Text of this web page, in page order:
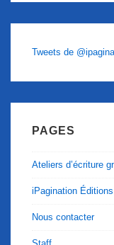
Tweets de
PAGES
Ateliers d’écriture
iPagination Éditions
Nous contacter